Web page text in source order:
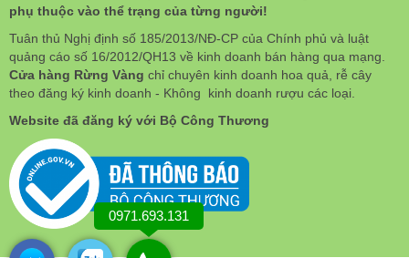
phụ thuộc vào thể trạng của từng người!
Tuân thủ Nghị định số 185/2013/NĐ-CP của Chính phủ và luật
quảng cáo số 16/2012/QH13 về kinh doanh bán hàng qua mạng.
Cửa hàng Rừng Vàng chỉ chuyên kinh doanh hoa quả, rễ cây
theo đăng ký kinh doanh - Không kinh doanh rượu các loại.
Website đã đăng ký với Bộ Công Thương
0971.693.131